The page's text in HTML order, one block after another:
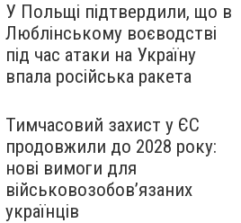
У Польщі підтвердили, що в
Люблінському воєводстві
під час атаки на Україну
впала російська ракета
Тимчасовий захист у ЄС
продовжили до 2028 року:
нові вимоги для
військовозобов’язаних
українців